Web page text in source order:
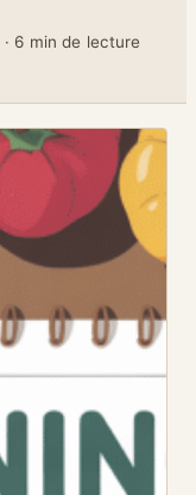
· 6 min de lecture